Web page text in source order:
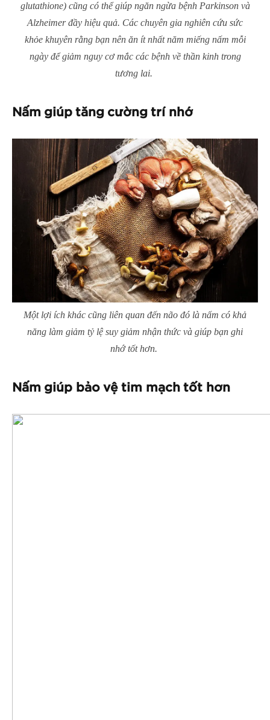
glutathione) cũng có thể giúp ngăn ngừa bệnh Parkinson và
Alzheimer đầy hiệu quả. Các chuyên gia nghiên cứu sức
khỏe khuyên rằng bạn nên ăn ít nhất năm miếng nấm mỗi
ngày để giảm nguy cơ mắc các bệnh về thần kinh trong
tương lai.
Nấm giúp tăng cường trí nhớ
Một lợi ích khác cũng liên quan đến não đó là nấm có khả
năng làm giảm tỷ lệ suy giảm nhận thức và giúp bạn ghi
nhớ tốt hơn.
Nấm giúp bảo vệ tim mạch tốt hơn